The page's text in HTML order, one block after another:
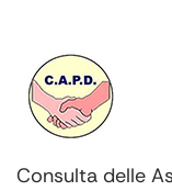
Consulta delle